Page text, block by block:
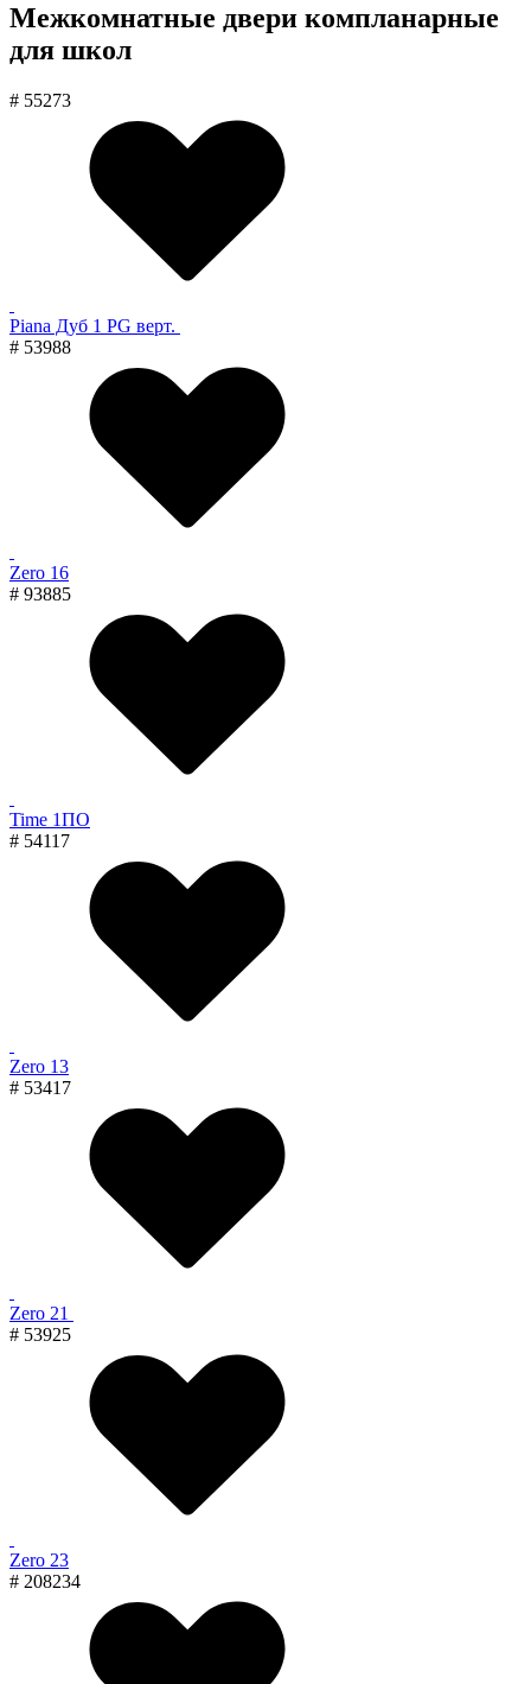
Межкомнатные двери компланарные
для школ
# 55273
Piana Дуб 1 PG верт.
# 53988
Zero 16
# 93885
Time 1ПО
# 54117
Zero 13
# 53417
Zero 21
# 53925
Zero 23
# 208234